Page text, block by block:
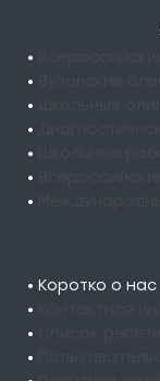
•
•
•
•
•
•
•
• Коротко о нас
•
•
•